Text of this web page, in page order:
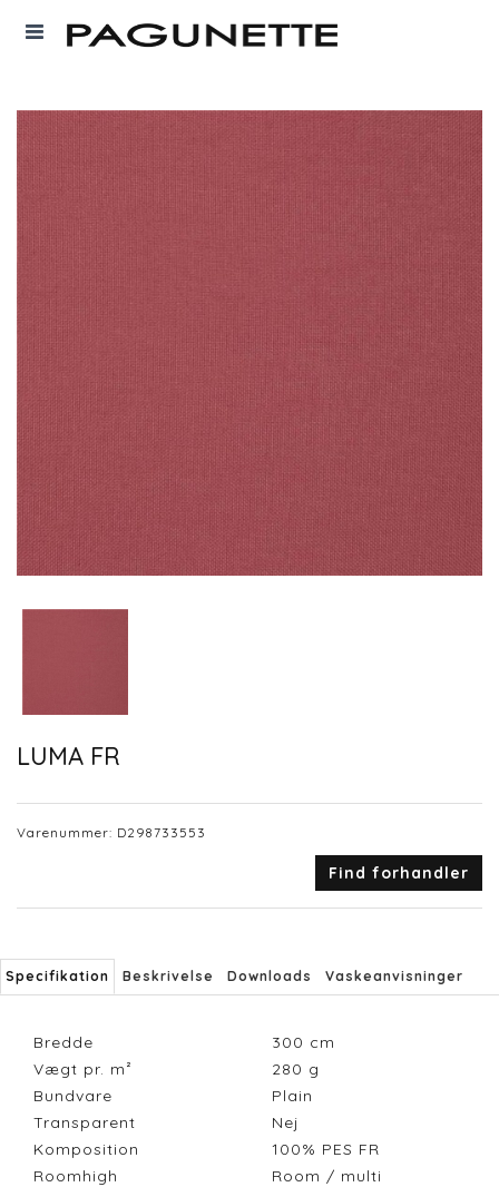
LUMA FR
Varenummer: D298733553
Find forhandler
Specifikation Beskrivelse Downloads Vaskeanvisninger
Bredde 300 cm
Vægt pr. m²
280 g
Bundvare
Plain
Transparent
Nej
Komposition
100% PES FR
Roomhigh
Room / multi